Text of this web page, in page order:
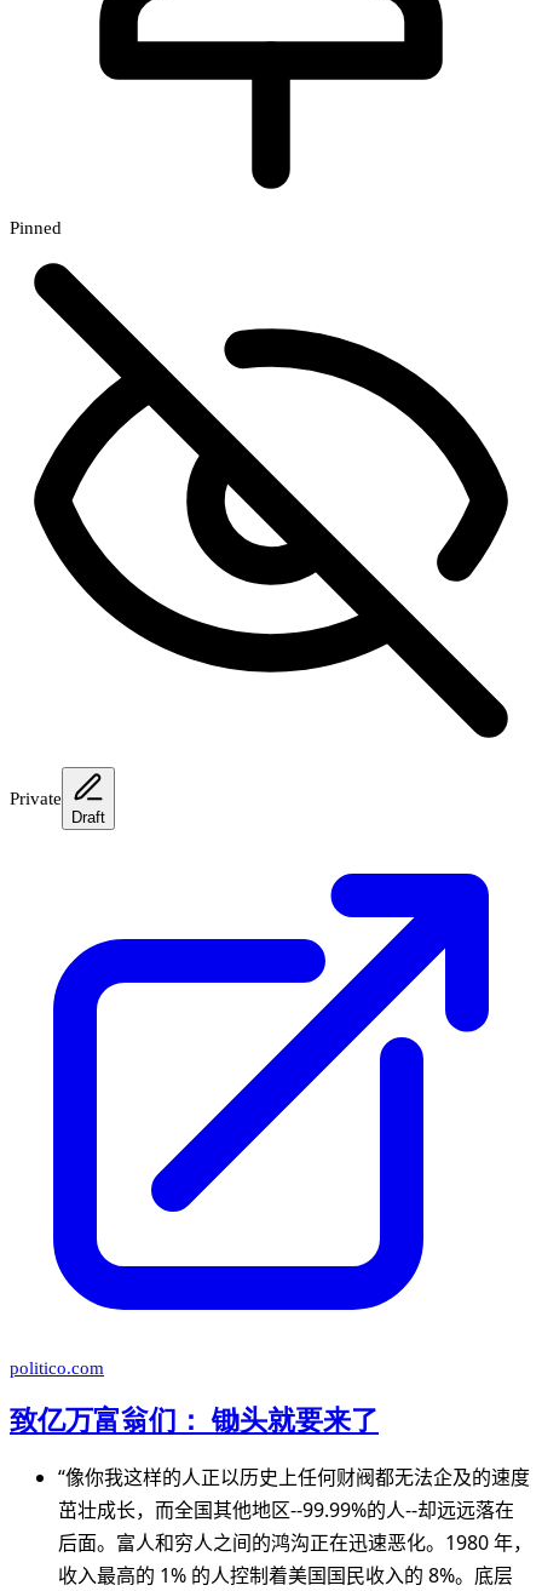
Pinned
Private
Draft
politico.com
致亿万富翁们： 锄头就要来了
“像你我这样的人正以历史上任何财阀都无法企及的速度
茁壮成长，而全国其他地区--99.99%的人--却远远落在
后面。富人和穷人之间的鸿沟正在迅速恶化。1980 年，
收入最高的 1% 的人控制着美国国民收入的 8%。底层